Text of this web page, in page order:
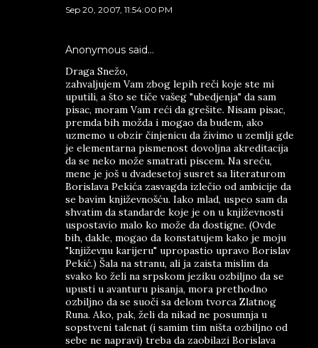
Sep 20, 2007, 11:54:00 PM
Anonymous said…
Draga Snežo,
zahvaljujem Vam zbog lepih reči koje ste mi
uputili, a što se tiče vašeg "ubedjenja" da sam
pisac, moram Vam reći da grešite. Nisam pisac,
premda bih možda i mogao da budem, ako
uzmemo u obzir činjenicu da živimo u zemlji gde
je elementarna pismenost dovoljna akreditacija
da se neko može smatrati piscem. Na sreću,
mene je još u dvadesetoj susret sa literaturom
Borislava Pekića zasvagda izlečio od ambicije da
se bavim književnošću. Iako mlad, uspeo sam da
shvatim da standarde koje je on u književnosti
uspostavio malo ko može da dostigne. (Ovde
bih, dakle, mogao da konstatujem kako je moju
"književnu karijeru" upropastio upravo Borislav
Pekić.) Šala na stranu, ali ja zaista mislim da
svako ko želi na srpskom jeziku ozbiljno da se
upusti u avanturu pisanja, mora prethodno
ozbiljno da se suoči sa delom tvorca Zlatnog
Runa. Ako, pak, želi da nikad ne posumnja u
sopstveni talenat (i samim tim ništa ozbiljno od
sebe ne napravi) treba da zaobilazi Borislava